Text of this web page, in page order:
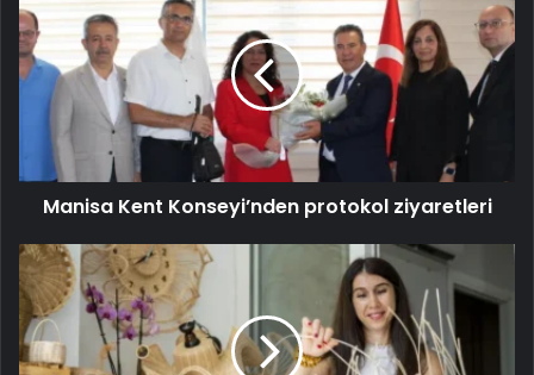
Manisa Kent Konseyi’nden protokol ziyaretleri